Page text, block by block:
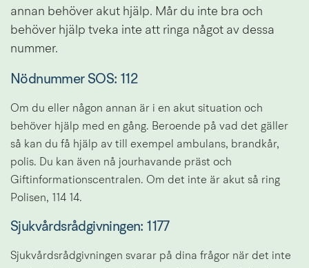
annan behöver akut hjälp. Mår du inte bra och
behöver hjälp tveka inte att ringa något av dessa
nummer.
Nödnummer SOS: 112
Om du eller någon annan är i en akut situation och
behöver hjälp med en gång. Beroende på vad det gäller
så kan du få hjälp av till exempel ambulans, brandkår,
polis. Du kan även nå jourhavande präst och
Giftinformationscentralen. Om det inte är akut så ring
Polisen, 114 14.
Sjukvårdsrådgivningen: 1177
Sjukvårdsrådgivningen svarar på dina frågor när det inte